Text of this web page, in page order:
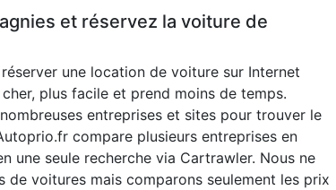
et réservez la voiture de
une location de voiture sur Internet
plus facile et prend moins de temps.
entreprises et sites pour trouver le
compare plusieurs entreprises en
une seule recherche via Cartrawler. Nous ne
de voitures mais comparons seulement les prix